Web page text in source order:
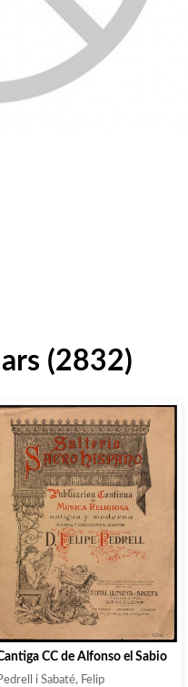
(2832)
CC de Alfonso el Sabio
i Sabaté, Felip